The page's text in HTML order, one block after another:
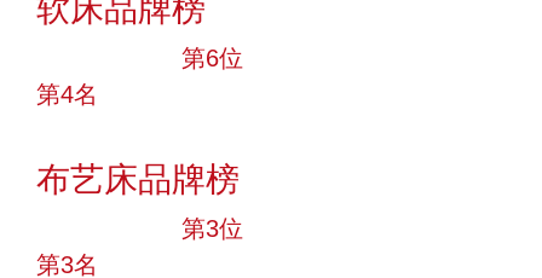
软床品牌榜
第6位
第4名
布艺床品牌榜
第3位
第3名